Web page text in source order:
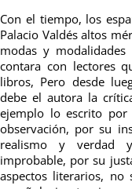
Con el tiempo, los
Palacio Valdés altos
modas y
contara con lectores
libros, Pero desde
debe el autora la
ejemplo lo escrito por
observación, por su
realismo y verdad
improbable, por su
aspectos literarios, no